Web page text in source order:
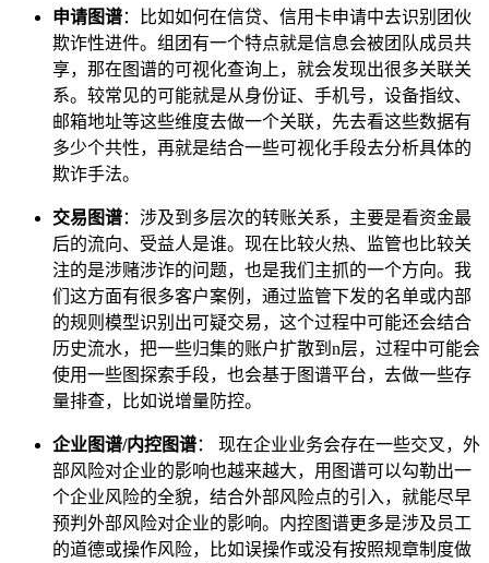
申请图谱：比如如何在信贷、信用卡申请中去识别团伙
欺诈性进件。组团有一个特点就是信息会被团队成员共
享，那在图谱的可视化查询上，就会发现出很多关联关
系。较常见的可能就是从身份证、手机号，设备指纹、
邮箱地址等这些维度去做一个关联，先去看这些数据有
多少个共性，再就是结合一些可视化手段去分析具体的
欺诈手法。
交易图谱：涉及到多层次的转账关系，主要是看资金最
后的流向、受益人是谁。现在比较火热、监管也比较关
注的是涉赌涉诈的问题，也是我们主抓的一个方向。我
们这方面有很多客户案例，通过监管下发的名单或内部
的规则模型识别出可疑交易，这个过程中可能还会结合
历史流水，把一些归集的账户扩散到n层，过程中可能会
使用一些图探索手段，也会基于图谱平台，去做一些存
量排查，比如说增量防控。
企业图谱/内控图谱： 现在企业业务会存在一些交叉，外
部风险对企业的影响也越来越大，用图谱可以勾勒出一
个企业风险的全貌，结合外部风险点的引入，就能尽早
预判外部风险对企业的影响。内控图谱更多是涉及员工
的道德或操作风险，比如误操作或没有按照规章制度做